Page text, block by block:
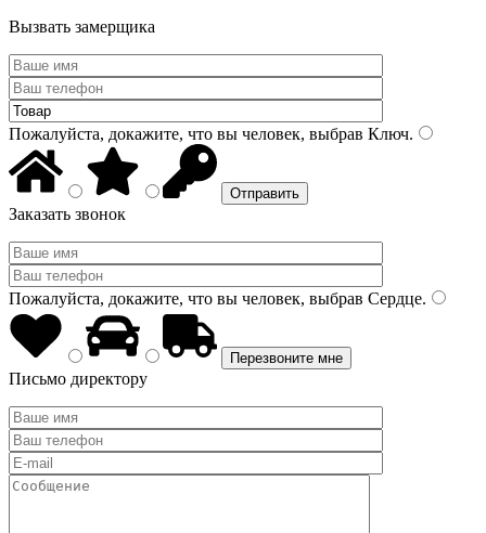
Вызвать замерщика
Пожалуйста, докажите, что вы человек, выбрав Ключ.
Заказать звонок
Пожалуйста, докажите, что вы человек, выбрав Сердце.
Письмо директору